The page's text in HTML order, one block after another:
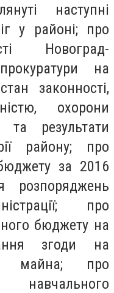
наступні
у районі; про
Новоград-
на
законності,
охорони
та результати
району; про
за 2016
розпоряджень
про
бюджету на
згоди на
майна; про
навчального